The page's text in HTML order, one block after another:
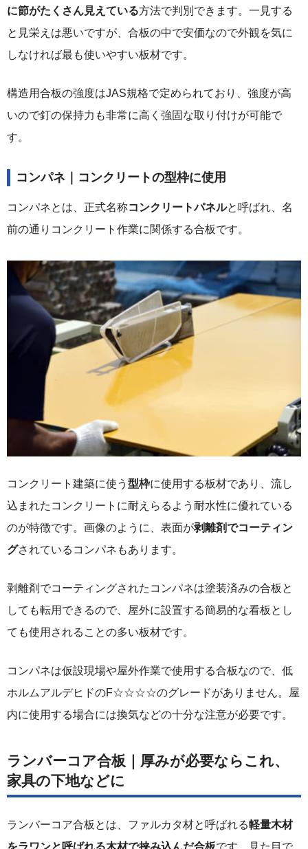
に節がたくさん見えている方法で判別できます。一見する
と見栄えは悪いですが、合板の中で安価なので外観を気に
しなければ最も使いやすい板材です。
構造用合板の強度はJAS規格で定められており、強度が高
いので釘の保持力も非常に高く強固な取り付けが可能で
す。
コンパネ｜コンクリートの型枠に使用
コンパネとは、正式名称コンクリートパネルと呼ばれ、名
前の通りコンクリート作業に関係する合板です。
コンクリート建築に使う 型枠に使用する板材であり、流し
込まれたコンクリートに耐えらるよう耐水性に優れている
のが特徴です。画像のように、表面が剥離剤でコーティン
グされているコンパネもあります。
剥離剤でコーティングされたコンパネは塗装済みの合板と
しても転用できるので、屋外に設置する簡易的な看板とし
ても使用されることの多い板材です。
コンパネは仮設現場や屋外作業で使用する合板なので、低
ホルムアルデヒドのF☆☆☆☆のグレードがありません。屋
内に使用する場合には換気などの十分な注意が必要です。
ランバーコア合板｜厚みが必要ならこれ、
家具の下地などに
ランバーコア合板とは、ファルカタ材と呼ばれる軽量木材